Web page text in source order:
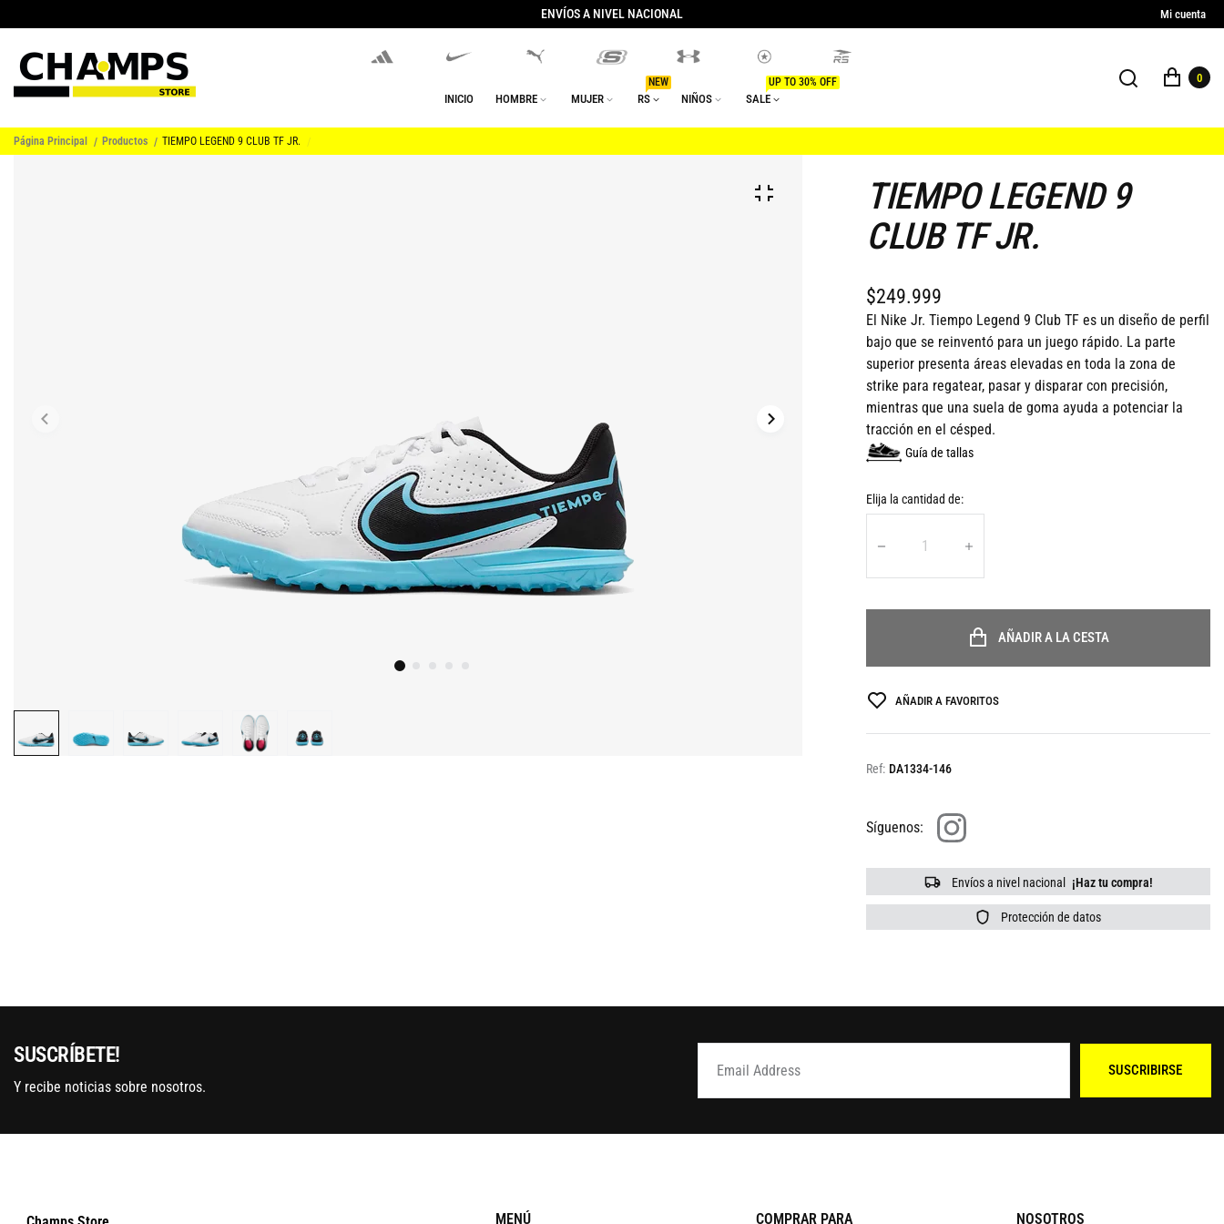
ENVÍOS A NIVEL NACIONAL Mi cuenta
INICIO HOMBRE MUJER RS
NEW
NIÑOS SALE
UP TO 30% OFF 0
Página Principal Productos TIEMPO LEGEND 9 CLUB TF JR.
TIEMPO LEGEND 9
CLUB TF JR.
$249.999
El Nike Jr. Tiempo Legend 9 Club TF es un diseño de perfil
bajo que se reinventó para un juego rápido. La parte
superior presenta áreas elevadas en toda la zona de
strike para regatear, pasar y disparar con precisión,
mientras que una suela de goma ayuda a potenciar la
tracción en el césped.
Guía de tallas
Elija la cantidad de:
AÑADIR A LA CESTA
AÑADIR A FAVORITOS
Ref: DA1334-146
Síguenos:
Envíos a nivel nacional ¡Haz tu compra!
Protección de datos
SUSCRÍBETE!
Y recibe noticias sobre nosotros.
SUSCRIBIRSE
MENÚ COMPRAR PARA NOSOTROS